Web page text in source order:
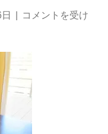
コメントを受け